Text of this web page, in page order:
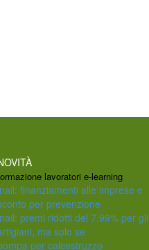
lavoratori e-learning
finanziamenti alle imprese e
per prevenzione
premi ridotti del 7,99% per gli
ma solo se
per calcestruzzo